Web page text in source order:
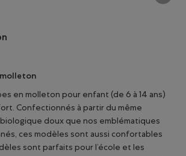
en molleton pour enfant (de 6 à 14 ans)
Confectionnés à partir du même
doux que nos emblématiques
ces modèles sont aussi confortables
sont parfaits pour l’école et les